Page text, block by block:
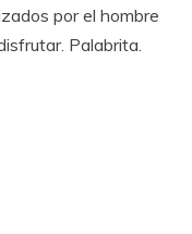
por el hombre
Palabrita.